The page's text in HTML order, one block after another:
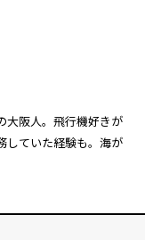
大阪人。飛行機好きが
していた経験も。海が